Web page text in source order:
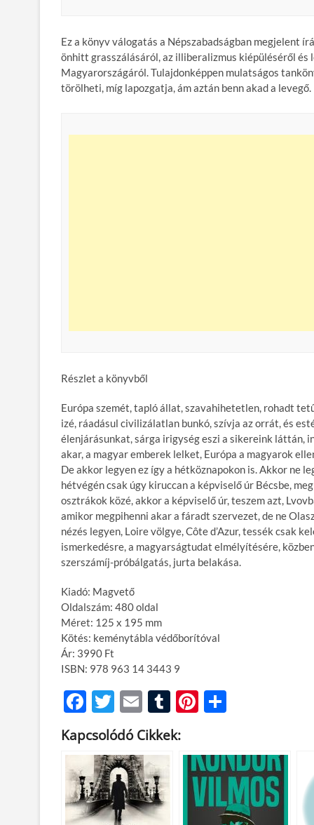
Ez a könyv válogatás a Népszabadságban megjelent
önhitt grasszálásáról, az illiberalizmus kiépüléséről és
Magyarországáról. Tulajdonképpen mulatságos
törölheti, míg lapozgatja, ám aztán benn akad a levegő.
Részlet a könyvből
Európa szemét, tapló állat, szavahihetetlen, rohadt
izé, ráadásul civilizálatlan bunkó, szívja az orrát, és
élenjárásunkat, sárga irigység eszi a sikereink láttán,
akar, a magyar emberek lelket, Európa a magyarok
De akkor legyen ez így a hétköznapokon is. Akkor ne
hétvégén csak úgy kiruccan a képviselő úr Bécsbe,
osztrákok közé, akkor a képviselő úr, teszem azt,
amikor megpihenni akar a fáradt szervezet, de ne
nézés legyen, Loire völgye, Côte d’Azur, tessék csak
ismerkedésre, a magyarságtudat elmélyítésére,
szerszámíj-próbálgatás, jurta belakása.
Kiadó: Magvető
Oldalszám: 480 oldal
Méret: 125 x 195 mm
Kötés: keménytábla védőborítóval
Ár: 3990 Ft
ISBN: 978 963 14 3443 9
F
ac
e
b
o
o
T
w
itt
er
E
m
ail
T
u
m
Pi
es
t
m
e
g
Kapcsolódó Cikkek: